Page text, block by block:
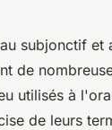
subjonctif et
de
utilisés à
de leurs